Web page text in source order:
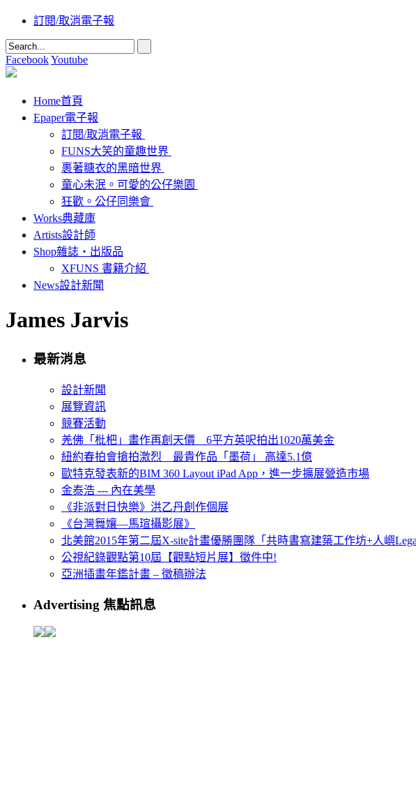
訂閱/取消電子報
FacebookYoutube
Home首頁
Epaper電子報
訂閱/取消電子報
FUNS大笑的童趣世界
裹著糖衣的黑暗世界
童心未泯。可愛的公仔樂園
狂歡。公仔同樂會
Works典藏庫
Artists設計師
Shop雜誌‧出版品
XFUNS 書籍介紹
News設計新聞
James Jarvis
最新消息
設計新聞
展覽資訊
競賽活動
羌佛「枇杷」畫作再創天價 6平方英呎拍出1020萬美金
紐約春拍會搶拍激烈 最貴作品「墨荷」 高達5.1億
歐特克發表新的BIM 360 Layout iPad App，進一步擴展營造市場
金泰浩 --- 內在美學
《非派對日快樂》洪乙丹創作個展
《台灣舞孃—馬瑄攝影展》
北美館2015年第二屆X-site計畫優勝團隊「共時書寫建築工作坊+人嶼
公視紀錄觀點第10屆【觀點短片展】徵件中!
亞洲插畫年鑑計畫 – 徵稿辦法
Advertising 焦點訊息